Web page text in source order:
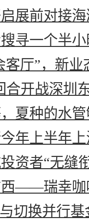
展前对接
寻一个半
客厅”，新
合开战深圳
夏种的水
年上半年
资者“无缝
西——瑞幸咖
切换并行